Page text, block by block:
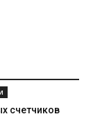
счетчиков